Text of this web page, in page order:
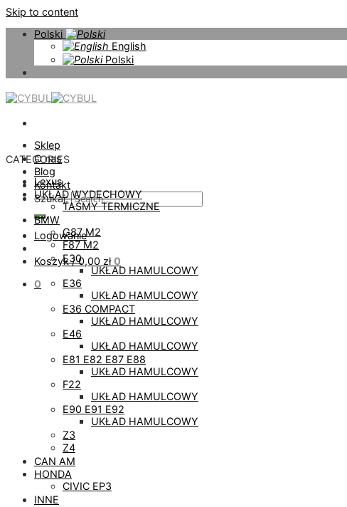
Skip to content
Polski
English
Polski
Sklep
O nas
Blog
Kontakt
Szukaj:
Logowanie
Koszyk /0,00 zł 0
0
CATEGORIES
Lexus
UKŁAD WYDECHOWY
TAŚMY TERMICZNE
BMW
G87 M2
F87 M2
E30
UKŁAD HAMULCOWY
E36
UKŁAD HAMULCOWY
E36 COMPACT
UKŁAD HAMULCOWY
E46
UKŁAD HAMULCOWY
E81 E82 E87 E88
UKŁAD HAMULCOWY
F22
UKŁAD HAMULCOWY
E90 E91 E92
UKŁAD HAMULCOWY
Z3
Z4
CAN AM
HONDA
CIVIC EP3
INNE